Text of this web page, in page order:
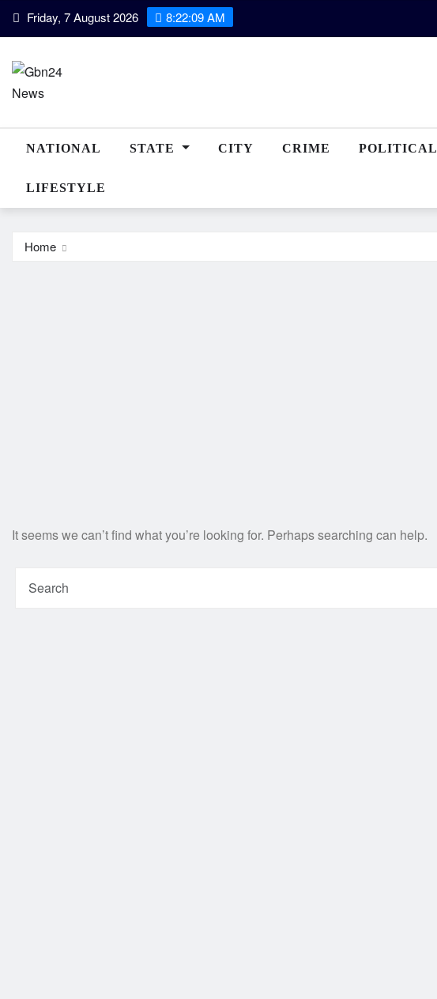
Skip Friday, 7 August 2026 8:22:10 AM
NATIONAL STATE CITY CRIME POLITICAL
LIFESTYLE
Home
It seems we can’t find what you’re looking for. Perhaps searching can help.